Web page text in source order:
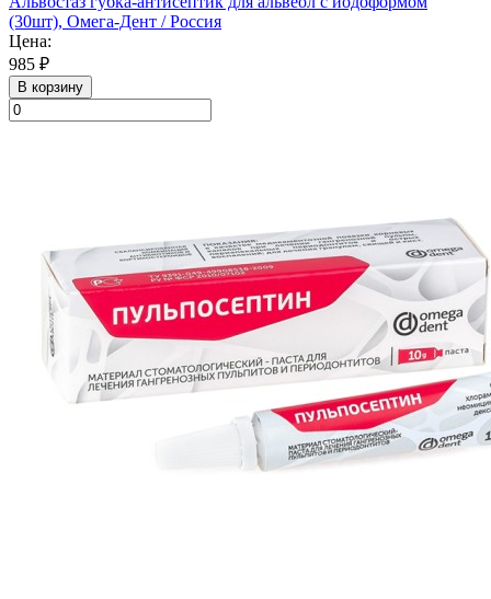
(30шт), Омега-Дент / Россия
Цена:
985 ₽
В корзину